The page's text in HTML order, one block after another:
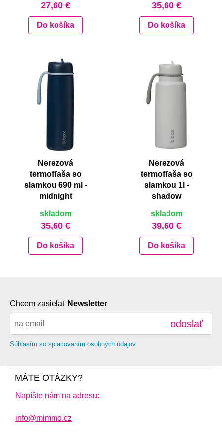
27,60 €
Do košíka
35,60 €
Do košíka
Nerezová
termofľaša so
slamkou 690 ml -
midnight
skladom
35,60 €
Do košíka
Nerezová
termofľaša so
slamkou 1l -
shadow
skladom
39,60 €
Do košíka
Chcem zasielať Newsletter
odoslať
Súhlasím so spracovaním osobných údajov
MÁTE OTÁZKY?
Napíšte nám na adresu:
info@mimmo.cz